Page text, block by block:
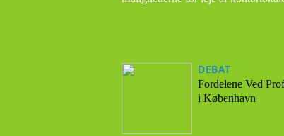
DEBAT
Fordelene Ved
i København